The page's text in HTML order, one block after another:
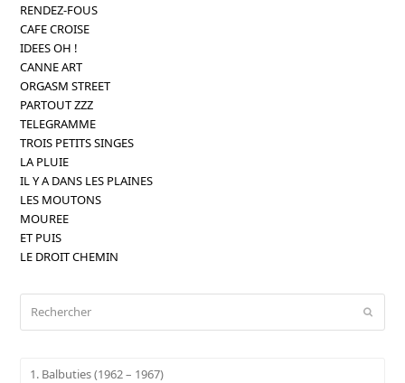
RENDEZ-FOUS
CAFE CROISE
IDEES OH !
CANNE ART
ORGASM STREET
PARTOUT ZZZ
TELEGRAMME
TROIS PETITS SINGES
LA PLUIE
IL Y A DANS LES PLAINES
LES MOUTONS
MOUREE
ET PUIS
LE DROIT CHEMIN
1. Balbuties (1962 – 1967)